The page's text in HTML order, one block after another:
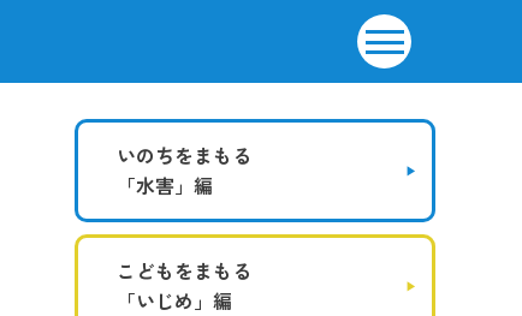
いのちをまもる
「水害」編
こどもをまもる
「いじめ」編